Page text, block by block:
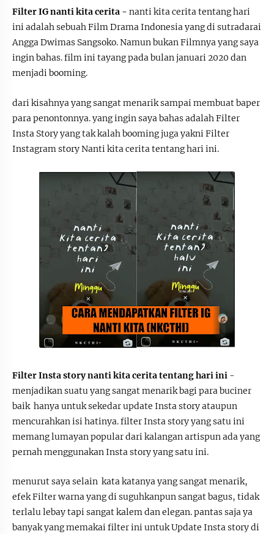
Filter IG nanti kita cerita - nanti kita cerita tentang hari
ini adalah sebuah Film Drama Indonesia yang di sutradarai
Angga Dwimas Sangsoko. Namun bukan Filmnya yang saya
ingin bahas. film ini tayang pada bulan januari 2020 dan
menjadi booming.
dari kisahnya yang sangat menarik sampai membuat baper
para penontonnya. yang ingin saya bahas adalah Filter
Insta Story yang tak kalah booming juga yakni Filter
Instagram story Nanti kita cerita tentang hari ini.
Filter Insta story nanti kita cerita tentang hari ini -
menjadikan suatu yang sangat menarik bagi para buciner
baik hanya untuk sekedar update Insta story ataupun
mencurahkan isi hatinya. filter Insta story yang satu ini
memang lumayan popular dari kalangan artispun ada yang
pernah menggunakan Insta story yang satu ini.
menurut saya selain kata katanya yang sangat menarik,
efek Filter warna yang di suguhkanpun sangat bagus, tidak
terlalu lebay tapi sangat kalem dan elegan. pantas saja ya
banyak yang memakai filter ini untuk Update Insta story di